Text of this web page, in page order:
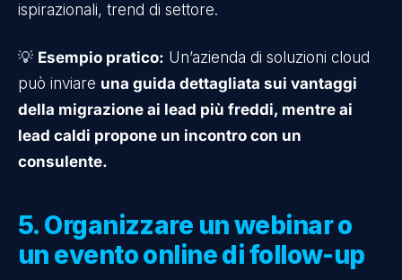
ispirazionali, trend di settore.
💡 Esempio pratico: Un’azienda di soluzioni cloud
può inviare una guida dettagliata sui vantaggi
della migrazione ai lead più freddi, mentre ai
lead caldi propone un incontro con un
consulente.
5. Organizzare un webinar o
un evento online di follow-up